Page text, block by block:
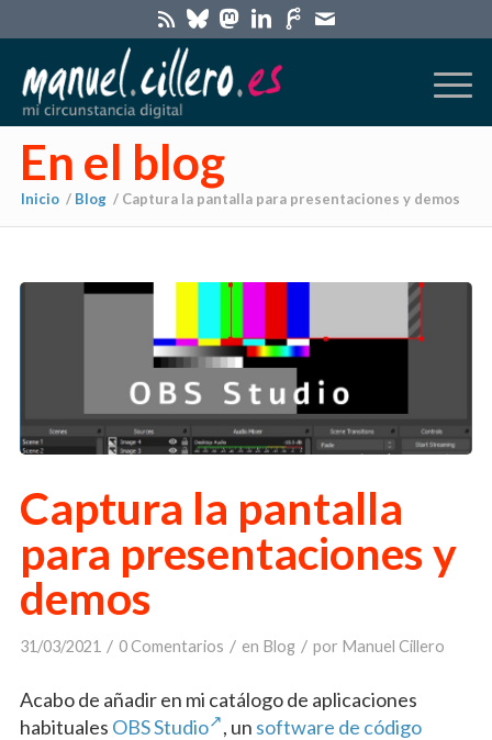
En el blog
Inicio / Blog / Captura la pantalla para presentaciones y demos
Captura la pantalla
para presentaciones y
demos
31/03/2021 / 0 Comentarios / en Blog / por Manuel Cillero
Acabo de añadir en mi catálogo de aplicaciones
habituales OBS Studio , un software de código